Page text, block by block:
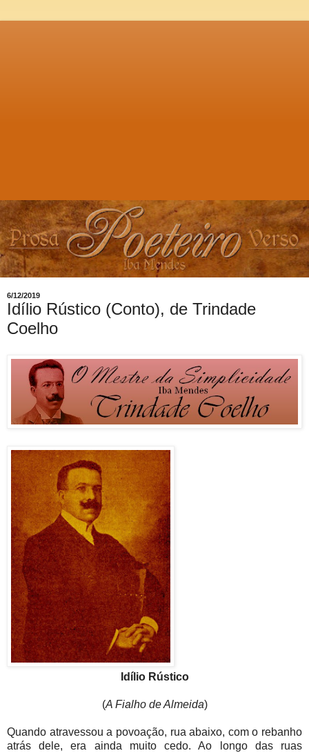
6/12/2019
Idílio Rústico (Conto), de Trindade
Coelho
Idílio Rústico
(A Fialho de Almeida)
Quando atravessou a povoação, rua abaixo, com o rebanho
atrás dele, era ainda muito cedo. Ao longo das ruas